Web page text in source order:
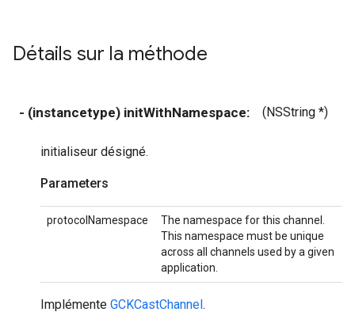
Détails sur la méthode
- (instancetype) initWithNamespace: (NSString *)
initialiseur désigné.
Parameters
protocolNamespace
The namespace for this channel.
This namespace must be unique
across all channels used by a given
application.
Implémente GCKCastChannel.